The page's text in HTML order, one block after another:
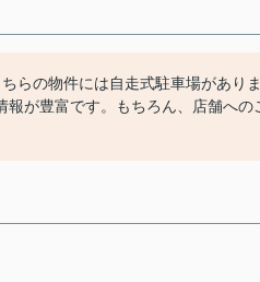
らの物件には自走式駐車場があり
が豊富です。もちろん、店舗への